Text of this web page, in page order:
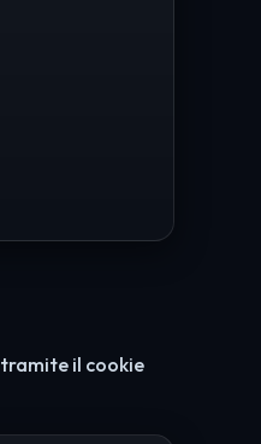
tramite il cookie